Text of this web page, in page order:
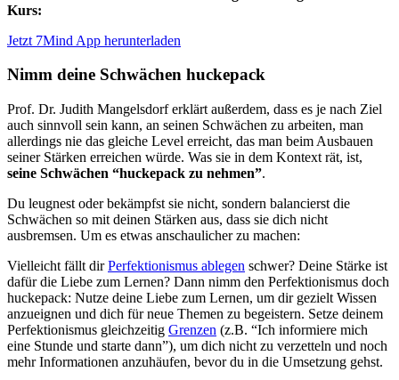
Kurs:
Jetzt 7Mind App herunterladen
Nimm deine Schwächen huckepack
Prof. Dr. Judith Mangelsdorf erklärt außerdem, dass es je nach Ziel
auch sinnvoll sein kann, an seinen Schwächen zu arbeiten, man
allerdings nie das gleiche Level erreicht, das man beim Ausbauen
seiner Stärken erreichen würde. Was sie in dem Kontext rät, ist,
seine Schwächen “huckepack zu nehmen”.
Du leugnest oder bekämpfst sie nicht, sondern balancierst die
Schwächen so mit deinen Stärken aus, dass sie dich nicht
ausbremsen. Um es etwas anschaulicher zu machen:
Vielleicht fällt dirPerfektionismus ablegen schwer? Deine Stärke ist
dafür die Liebe zum Lernen? Dann nimm den Perfektionismus doch
huckepack: Nutze deine Liebe zum Lernen, um dir gezielt Wissen
anzueignen und dich für neue Themen zu begeistern. Setze deinem
Perfektionismus gleichzeitig Grenzen (z.B. “Ich informiere mich
eine Stunde und starte dann”), um dich nicht zu verzetteln und noch
mehr Informationen anzuhäufen, bevor du in die Umsetzung gehst.